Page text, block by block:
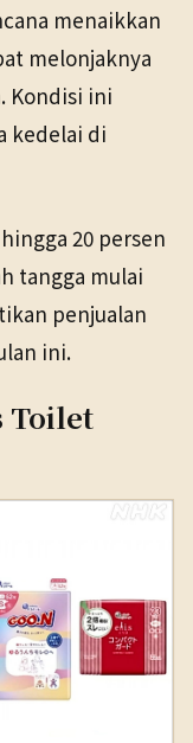
menaikkan
melonjaknya
Kondisi ini
kedelai di
20 persen
tangga mulai
penjualan
ini.
Toilet